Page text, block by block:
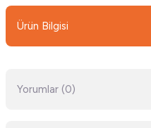
Ürün Bilgisi
Yorumlar (0)